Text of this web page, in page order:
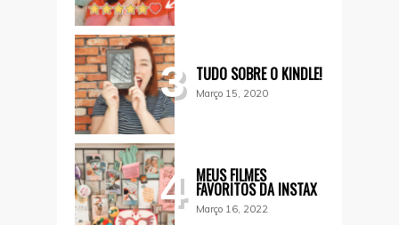
3 TUDO SOBRE O KINDLE!
Março 15, 2020
4 MEUS FILMES
FAVORITOS DA INSTAX
Março 16, 2022